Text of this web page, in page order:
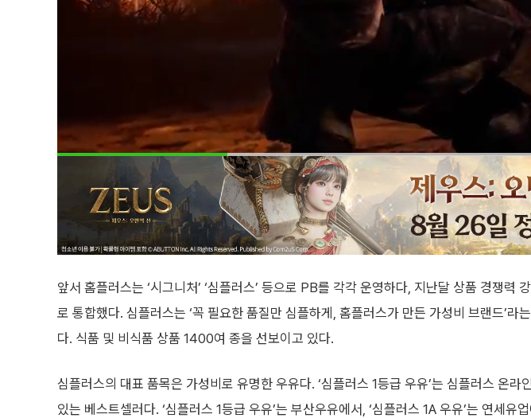
앞서 홈플러스는 ‘시그니처’ ‘심플러스’ 등으로 PB를 각각 운영하다, 지난달 상품 경쟁력
로 통합했다. 심플러스는 ‘꼭 필요한 품질만 심플하게, 홈플러스가 만든 가성비 브랜드’라
다. 식품 및 비식품 상품 1400여 종을 선보이고 있다.
심플러스의 대표 품목은 가성비로 유명한 우유다. ‘심플러스 1등급 우유’는 심플러스 온라
있는 베스트셀러다. ‘심플러스 1등급 우유’는 부산우유에서, ‘심플러스 1A 우유’는 연세유